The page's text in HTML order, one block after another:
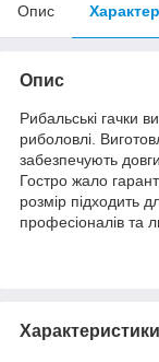
Опис
Опис
Рибальські гачки
риболовлі.
забезпечують
Гостро жало
розмір підходить
професіоналів та
Характеристики